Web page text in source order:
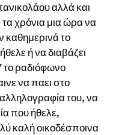
αλλά και
χρόνια μια ώρα να
καθημερινά το
ή να διαβάζει
το ραδιόφωνο
να παει στο
του, να
που ήθελε,
καλή οικοδέσποινα